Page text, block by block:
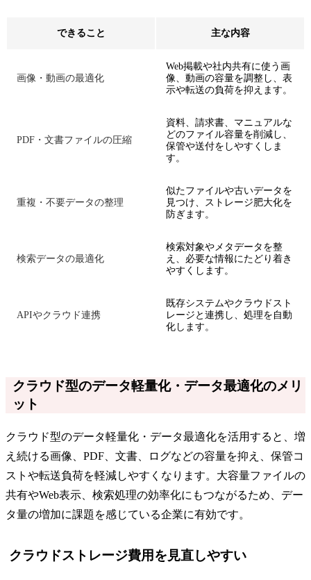
できること 主な内容
画像・動画の最適化
Web掲載や社内共有に使う画
像、動画の容量を調整し、表
示や転送の負荷を抑えます。
PDF・文書ファイルの圧縮
資料、請求書、マニュアルな
どのファイル容量を削減し、
保管や送付をしやすくしま
す。
重複・不要データの整理
似たファイルや古いデータを
見つけ、ストレージ肥大化を
防ぎます。
検索データの最適化
検索対象やメタデータを整
え、必要な情報にたどり着き
やすくします。
APIやクラウド連携
既存システムやクラウドスト
レージと連携し、処理を自動
化します。
クラウド型のデータ軽量化・データ最適化のメリ
ット
クラウド型のデータ軽量化・データ最適化を活用すると、増
え続ける画像、PDF、文書、ログなどの容量を抑え、保管コ
ストや転送負荷を軽減しやすくなります。大容量ファイルの
共有やWeb表示、検索処理の効率化にもつながるため、デー
タ量の増加に課題を感じている企業に有効です。
クラウドストレージ費用を見直しやすい